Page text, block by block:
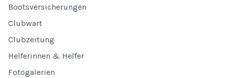
Bootsversicherungen
Clubwart
Clubzeitung
Helferinnen & Helfer
Fotogalerien